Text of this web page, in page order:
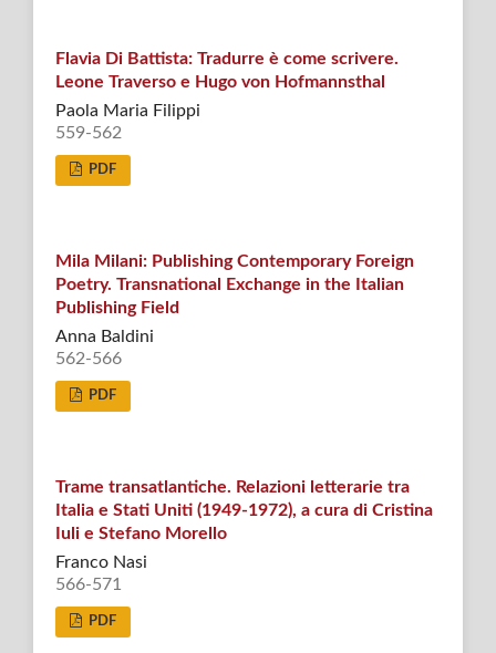
Flavia Di Battista: Tradurre è come scrivere.
Leone Traverso e Hugo von Hofmannsthal
Paola Maria Filippi
559-562
PDF
Mila Milani: Publishing Contemporary Foreign
Poetry. Transnational Exchange in the Italian
Publishing Field
Anna Baldini
562-566
PDF
Trame transatlantiche. Relazioni letterarie tra
Italia e Stati Uniti (1949-1972), a cura di Cristina
Iuli e Stefano Morello
Franco Nasi
566-571
PDF